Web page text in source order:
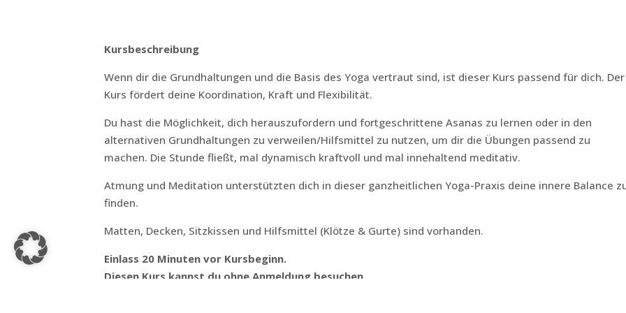
Kursbeschreibung
Wenn dir die Grundhaltungen und die Basis des Yoga vertraut sind, ist dieser Kurs passend für dich. Der
Kurs fördert deine Koordination, Kraft und Flexibilität.
Du hast die Möglichkeit, dich herauszufordern und fortgeschrittene Asanas zu lernen oder in den
alternativen Grundhaltungen zu verweilen/Hilfsmittel zu nutzen, um dir die Übungen passend zu
machen. Die Stunde fließt, mal dynamisch kraftvoll und mal innehaltend meditativ.
Atmung und Meditation unterstützten dich in dieser ganzheitlichen Yoga-Praxis deine innere Balance
finden.
Matten, Decken, Sitzkissen und Hilfsmittel (Klötze & Gurte) sind vorhanden.
Einlass 20 Minuten vor Kursbeginn.
Diesen Kurs kannst du ohne Anmeldung besuchen.